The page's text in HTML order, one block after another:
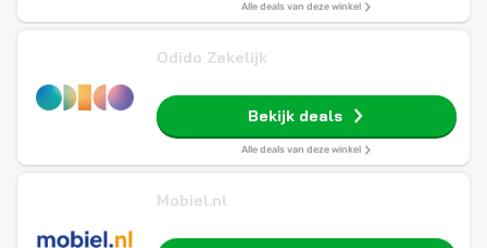
Alle deals van deze winkel
Odido Zakelijk
Bekijk deals
Alle deals van deze winkel
Mobiel.nl